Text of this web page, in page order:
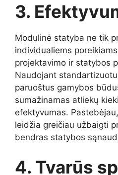
3.
Modulinė statyba ne tik
individualiems
projektavimo ir statybos
Naudojant
paruoštus gamybos
sumažinamas atliekų
efektyvumas.
leidžia greičiau užbaigti
bendras statybos
4. Tvarūs